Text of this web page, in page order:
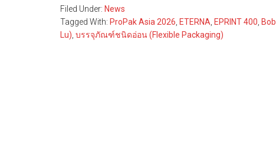
Filed Under: News
Tagged With: ProPak Asia 2026 ETERNA EPRINT 400
Lu) บรรจุภัณฑ์ชนิดอ่อน (Flexible Packaging)